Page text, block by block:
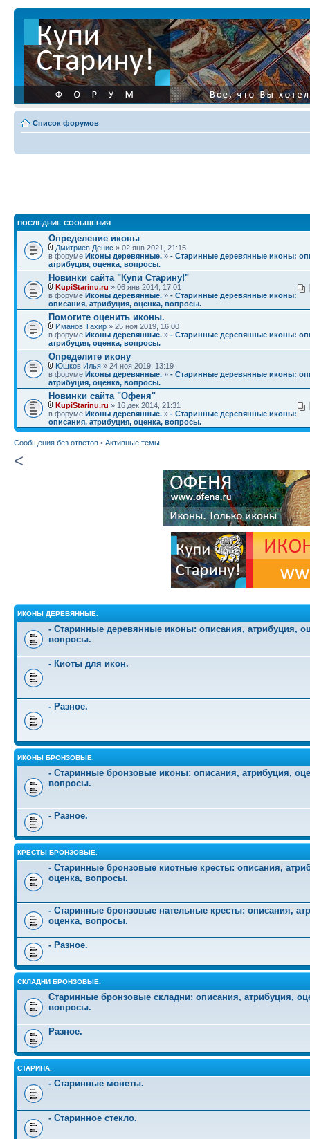
Список форумов
ПОСЛЕДНИЕ СООБЩЕНИЯ
Определение иконы
Дмитриев Денис » 02 янв 2021, 21:15
в форуме Иконы деревянные. » - Старинные деревянные иконы:
атрибуция, оценка, вопросы.
Новинки сайта "Купи Старину!"
KupiStarinu.ru » 06 янв 2014, 17:01
в форуме Иконы деревянные. » - Старинные деревянные иконы:
описания, атрибуция, оценка, вопросы.
Помогите оценить иконы.
Иманов Тахир » 25 ноя 2019, 16:00
в форуме Иконы деревянные. » - Старинные деревянные иконы:
атрибуция, оценка, вопросы.
Определите икону
Юшков Илья » 24 ноя 2019, 13:19
в форуме Иконы деревянные. » - Старинные деревянные иконы:
атрибуция, оценка, вопросы.
Новинки сайта "Офеня"
KupiStarinu.ru » 16 дек 2014, 21:31
в форуме Иконы деревянные. » - Старинные деревянные иконы:
описания, атрибуция, оценка, вопросы.
Сообщения без ответов • Активные темы
<
ИКОНЫ ДЕРЕВЯННЫЕ.
- Старинные деревянные иконы: описания, атрибуция,
вопросы.
- Киоты для икон.
- Разное.
ИКОНЫ БРОНЗОВЫЕ.
- Старинные бронзовые иконы: описания, атрибуция,
вопросы.
- Разное.
КРЕСТЫ БРОНЗОВЫЕ.
- Старинные бронзовые киотные кресты: описания,
оценка, вопросы.
- Старинные бронзовые нательные кресты: описания,
оценка, вопросы.
- Разное.
СКЛАДНИ БРОНЗОВЫЕ.
Старинные бронзовые складни: описания, атрибуция,
вопросы.
Разное.
СТАРИНА.
- Старинные монеты.
- Старинное стекло.